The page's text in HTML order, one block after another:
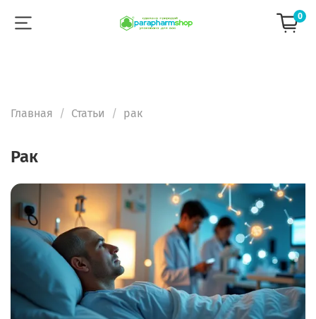
0
Главная Статьи рак
рак